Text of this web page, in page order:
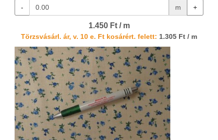
- m +
1.450 Ft / m
Törzsvásárl. ár, v. 10 e. Ft kosárért. felett: 1.305 Ft / m